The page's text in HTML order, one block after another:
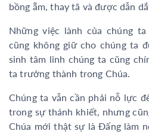
bồng ẵm, thay tã và được dẫn
Những việc lành của chúng
cũng không giữ cho chúng ta
sinh tâm linh chúng ta cũng
ta trưởng thành trong Chúa.
Chúng ta vẫn cần phải nỗ lực
trong sự thánh khiết, nhưng
Chúa mới thật sự là Đấng làm